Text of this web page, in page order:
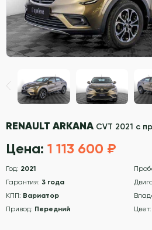
RENAULT ARKANA CVT 2021 с
Цена: 1 113 600 ₽
Год: 2021
Гарантия: 3 года
КПП: Вариатор
Привод: Передний Цвет: